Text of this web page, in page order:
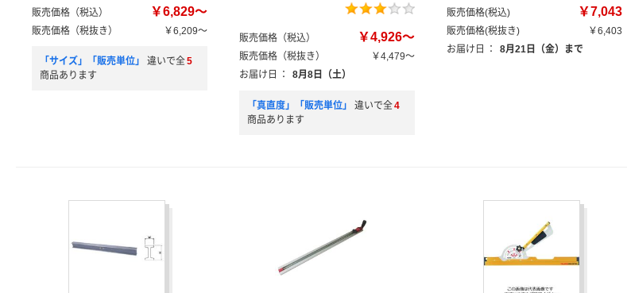
販売価格（税込） ￥6,829～
販売価格（税抜き） ￥6,209～
「サイズ」「販売単位」 違いで全5
商品あります
販売価格（税込） ￥4,926～
販売価格（税抜き）
￥4,479～
お届け日
： 8月8日（土）
「真直度」「販売単位」 違いで全4
商品あります
販売価格(税込) ￥7,043
販売価格(税抜き)
￥6,403
お届け日
： 8月21日（金）まで